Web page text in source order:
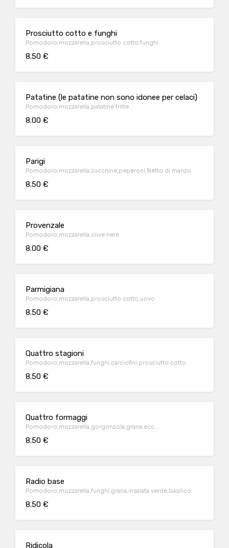
Prosciutto cotto e funghi
Pomodoro,mozzarella,prosciutto cotto,funghi
8.50 €
Patatine (le patatine non sono idonee per celaci)
Pomodoro,mozzarella,patatine fritte
8.00 €
Parigi
Pomodoro,mozzarella,zucchine,peperoni,filetto di manzo
8.50 €
Provenzale
Pomodoro,mozzarella,olive nere
8.00 €
Parmigiana
Pomodoro,mozzarella,prosciutto cotto,uovo
8.50 €
Quattro stagioni
Pomodoro,mozzarella,funghi,carciofini,prosciutto cotto
8.50 €
Quattro formaggi
Pomodoro,mozzarella,gorgonzola,grana,ecc...
8.50 €
Radio base
Pomodoro,mozzarella,funghi,grana,insalata verde,basilico
8.50 €
Ridicola